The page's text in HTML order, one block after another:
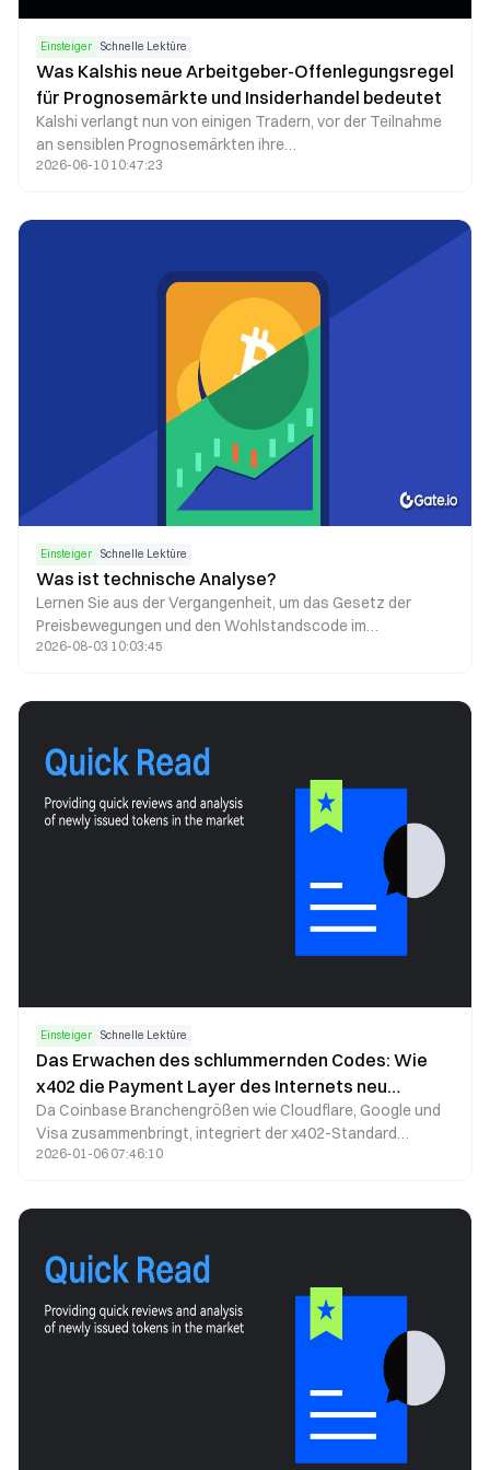
Einsteiger Schnelle Lektüre
Was Kalshis neue Arbeitgeber-Offenlegungsregel
für Prognosemärkte und Insiderhandel bedeutet
Kalshi verlangt nun von einigen Tradern, vor der Teilnahme
an sensiblen Prognosemärkten ihre
Arbeitgeberinformationen offenzulegen. Erfahren Sie, wie
2026-06-10 10:47:23
Einsteiger Schnelle Lektüre
Was ist technische Analyse?
Lernen Sie aus der Vergangenheit, um das Gesetz der
Preisbewegungen und den Wohlstandscode im
dynamischen Markt zu entschlüsseln.
2026-08-03 10:03:45
Einsteiger Schnelle Lektüre
Das Erwachen des schlummernden Codes: Wie
x402 die Payment Layer des Internets neu
definiert
Da Coinbase Branchengrößen wie Cloudflare, Google und
Visa zusammenbringt, integriert der x402-Standard
erstmals native Zahlungen in die Infrastruktur des
2026-01-06 07:46:10